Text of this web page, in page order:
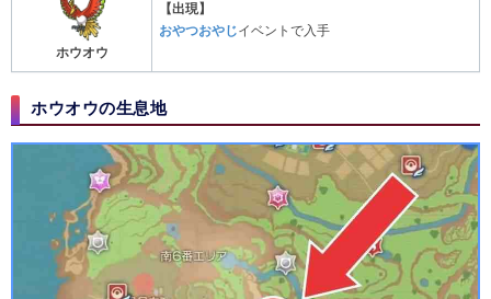
ホウオウ
【出現】
おやつおやじイベントで入手
ホウオウの生息地